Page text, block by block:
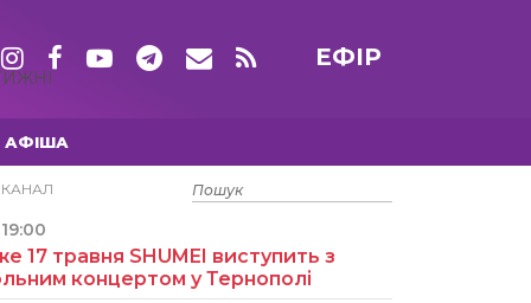
ЕФІР
АФІША
15 ТРАВНЯ
19:00
17 травня SHUMEI виступить з
концертом у Тернополі